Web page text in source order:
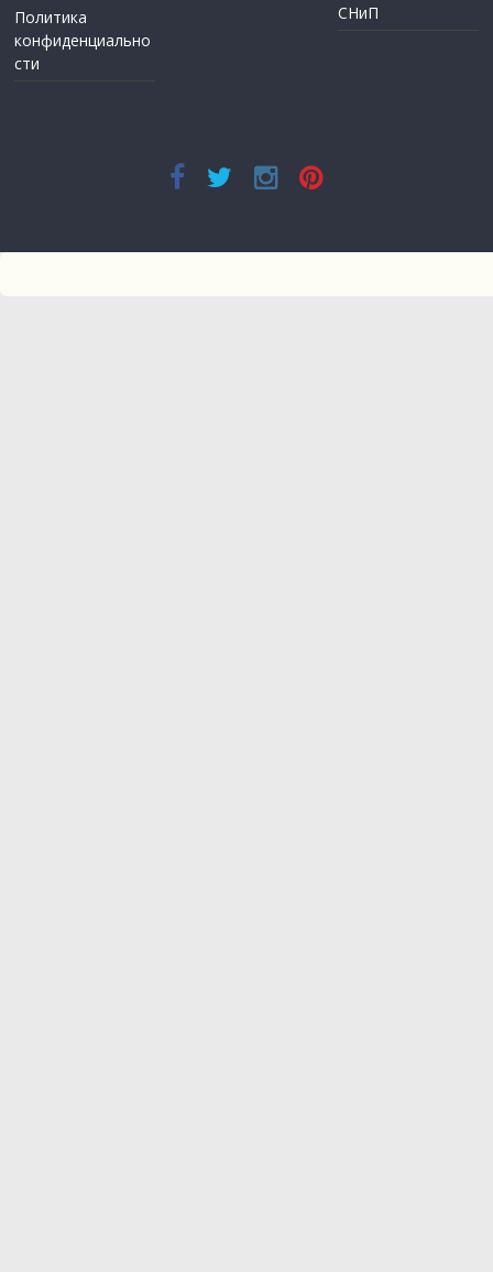
Политика
конфиденциально
сти
СНиП